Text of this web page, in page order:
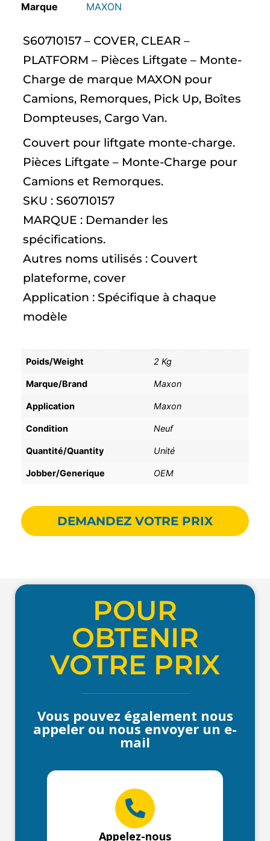
MAXON
S60710157 – COVER, CLEAR –
PLATFORM – Pièces Liftgate – Monte-
Charge de marque MAXON pour
Camions, Remorques, Pick Up, Boîtes
Dompteuses, Cargo Van.
Couvert pour liftgate monte-charge.
Pièces Liftgate – Monte-Charge pour
Camions et Remorques.
SKU : S60710157
MARQUE : Demander les
spécifications.
Autres noms utilisés : Couvert
plateforme, cover
Application : Spécifique à chaque
modèle
Poids/Weight 2 Kg
Marque/Brand Maxon
Application Maxon
Condition Neuf
Quantité/Quantity Unité
Jobber/Generique OEM
DEMANDEZ VOTRE PRIX
POUR
OBTENIR
VOTRE PRIX
Vous pouvez également nous
appeler ou nous envoyer un e-
mail
Appelez-nous